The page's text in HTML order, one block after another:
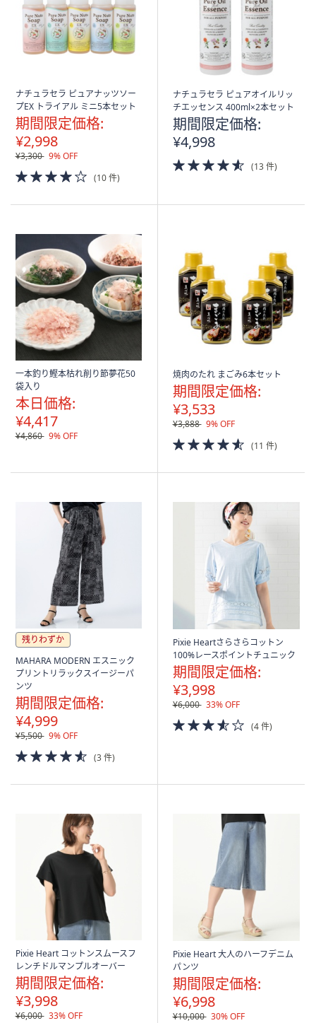
ナチュラセラ ピュアナッツソー
プEX トライアル ミニ5本セット
期間限定価格:
¥2,998
¥3,300 9% OFF
4.0
of
(10 件)
ナチュラセラ ピュアオイルリッ
チエッセンス 400ml×2本セット
期間限定価格:
¥4,998
4.5
of
(13 件)
一本釣り鰹本枯れ削り節夢花50
袋入り
本日価格:
¥4,417
¥4,860 9% OFF
焼肉のたれ まごみ6本セット
期間限定価格:
¥3,533
¥3,888 9% OFF
4.5
of
(11 件)
残りわずか
MAHARA MODERN エスニック
プリントリラックスイージーパ
ンツ
期間限定価格:
¥4,999
¥5,500 9% OFF
4.5
of
(3 件)
Pixie Heartさらさらコットン
100%レースポイントチュニック
期間限定価格:
¥3,998
¥6,000 33% OFF
3.5
of
(4 件)
Pixie Heart コットンスムースフ
レンチドルマンプルオーバー
期間限定価格:
¥3,998
¥6,000 33% OFF
Pixie Heart 大人のハーフデニム
パンツ
期間限定価格:
¥6,998
¥10,000 30% OFF